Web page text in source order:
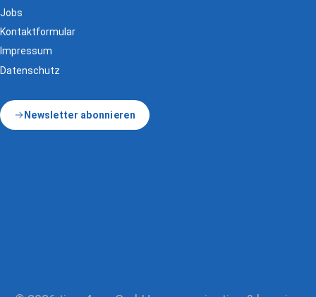
Jobs
Kontaktformular
Impressum
Datenschutz
Newsletter abonnieren